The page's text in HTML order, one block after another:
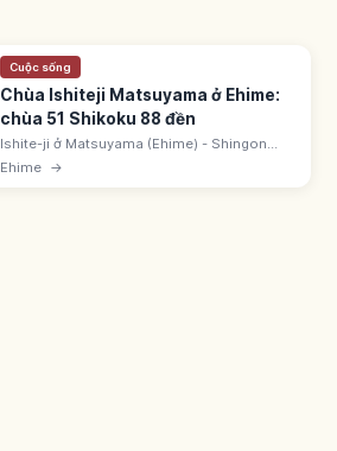
Cuộc sống
Chùa Ishiteji Matsuyama ở Ehime:
chùa 51 Shikoku 88 đền
Ishite-ji ở Matsuyama (Ehime) - Shingon
Buzan-ha, chùa 51 trong 88 đền Shikoku.
Ehime →